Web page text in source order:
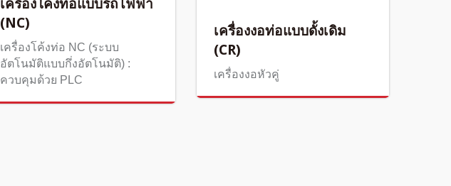
(NC)
เครื่องโค้งท่อ NC (ระบบ
อัตโนมัติแบบกึ่งอัตโนมัติ) :
ควบคุมด้วย PLC
เครื่องงอท่อแบบดั้งเดิม
(CR)
เครื่องงอหัวคู่